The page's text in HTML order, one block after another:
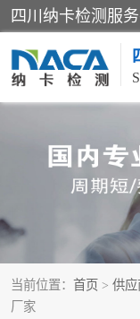
当前位置： 首页 > 供应
厂家
噪音检测
防护网检测
可靠性检测